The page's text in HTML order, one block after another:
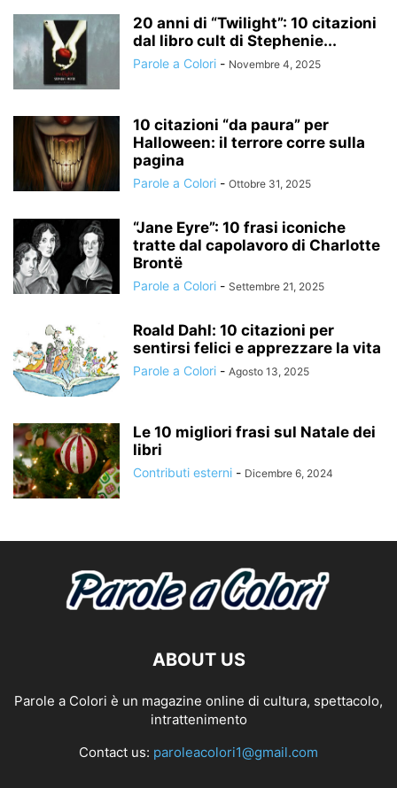
20 anni di “Twilight”: 10 citazioni
dal libro cult di Stephenie...
Parole a Colori - Novembre 4, 2025
10 citazioni “da paura” per
Halloween: il terrore corre sulla
pagina
Parole a Colori - Ottobre 31, 2025
“Jane Eyre”: 10 frasi iconiche
tratte dal capolavoro di Charlotte
Brontë
Parole a Colori - Settembre 21, 2025
Roald Dahl: 10 citazioni per
sentirsi felici e apprezzare la vita
Parole a Colori - Agosto 13, 2025
Le 10 migliori frasi sul Natale dei
libri
Contributi esterni - Dicembre 6, 2024
ABOUT US
Parole a Colori è un magazine online di cultura, spettacolo,
intrattenimento
Contact us: paroleacolori1@gmail.com